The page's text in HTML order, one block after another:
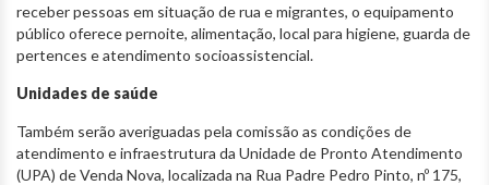
receber pessoas em situação de rua e migrantes, o equipamento
público oferece pernoite, alimentação, local para higiene, guarda de
pertences e atendimento socioassistencial.
Unidades de saúde
Também serão averiguadas pela comissão as condições de
atendimento e infraestrutura da Unidade de Pronto Atendimento
(UPA) de Venda Nova, localizada na Rua Padre Pedro Pinto, nº 175,